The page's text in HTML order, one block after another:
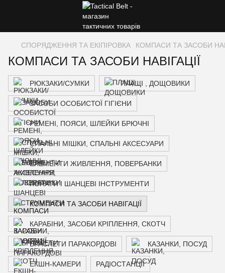
СПОРЯДЖЕННЯ ТА ЕКІПІРОВКА КОМПАСИ ТА ЗАСОБИ
КОМПАСИ ТА ЗАСОБИ НАВІГАЦІЇ
РЮКЗАКИ/СУМКИ ПЛАЩІ , ДОЩОВИКИ
ЗАСОБИ ОСОБИСТОЇ ГІГІЄНИ
РЕМЕНІ, ПОЯСИ, ШЛЕЙКИ БРЮЧНІ
СПАЛЬНІ МІШКИ, СПАЛЬНІ АКСЕСУАРИ
ЕЛЕМЕНТИ ЖИВЛЕННЯ, ПОВЕРБАНКИ
ЛОПАТИ І ШАНЦЕВІ ІНСТРУМЕНТИ
КОМПАСИ ТА ЗАСОБИ НАВІГАЦІЇ
КАРАБІНИ, ЗАСОБИ КРІПЛЕННЯ, СКОТЧ
БРАСЛЕТИ ПАРАКОРДОВІ КАЗАНКИ, ПОСУД
ЕКШН-КАМЕРИ РАДІОСТАНЦІЇ